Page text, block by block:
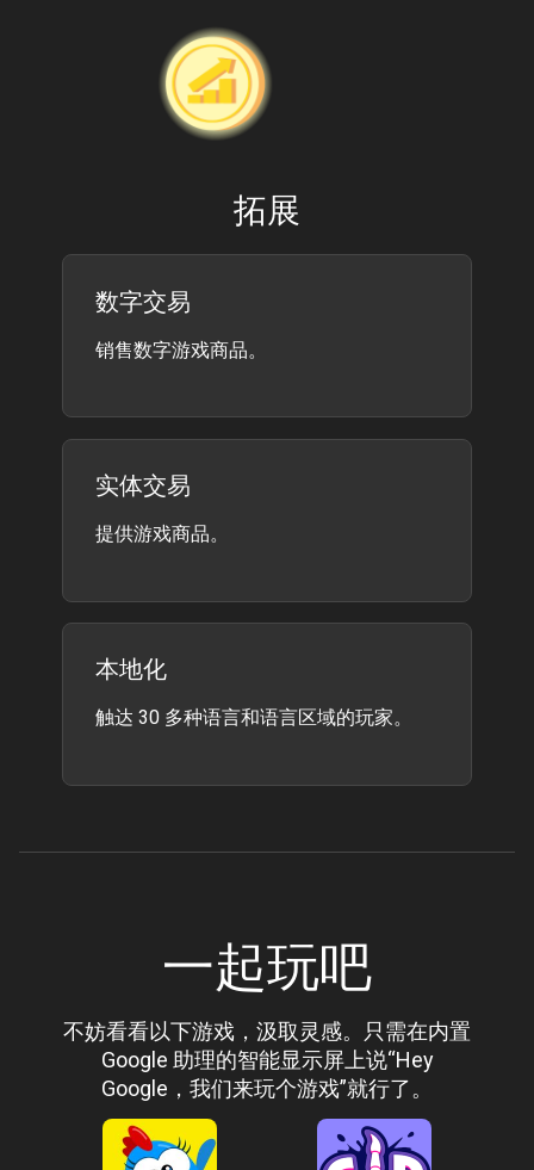
拓展
数字交易
销售数字游戏商品。
实体交易
提供游戏商品。
本地化
触达 30 多种语言和语言区域的玩家。
一起玩吧
不妨看看以下游戏，汲取灵感。只需在内置
Google 助理的智能显示屏上说“Hey
Google，我们来玩个游戏”就行了。